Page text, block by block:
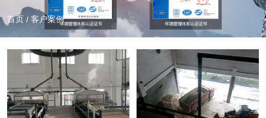
首页 / 客户案例